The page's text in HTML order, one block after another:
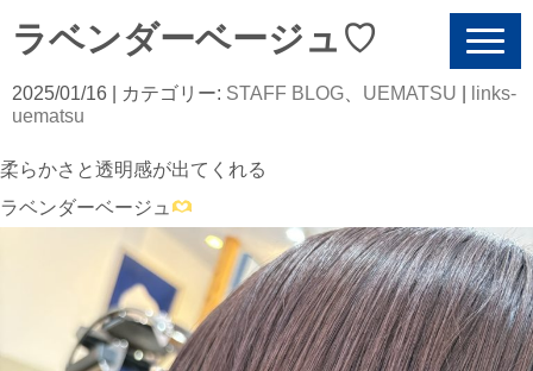
N
v
i
n
ラベンダーベージュ♡
2025/01/16 | カテゴリー: STAFF BLOG UEMATSU
links-
uematsu
柔らかさと透明感が出てくれる
ラベンダーベージュ